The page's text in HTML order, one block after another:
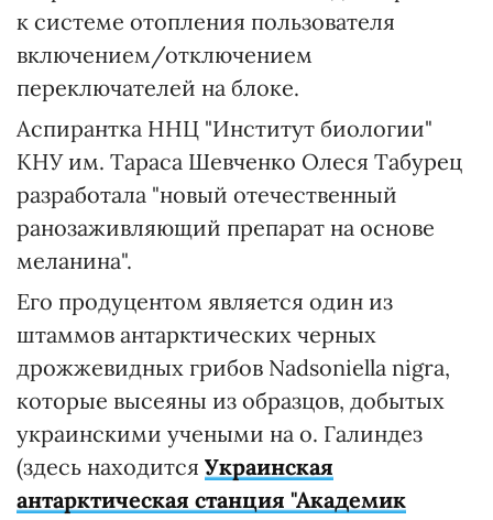
к системе отопления пользователя
включением/отключением
переключателей на блоке.
Аспирантка ННЦ "Институт биологии"
КНУ им. Тараса Шевченко Олеся Табурец
разработала "новый отечественный
ранозаживляющий препарат на основе
меланина".
Его продуцентом является один из
штаммов антарктических черных
дрожжевидных грибов Nadsoniella nigra,
которые высеяны из образцов, добытых
украинскими учеными на о. Галиндез
(здесь находится Украинская
антарктическая станция "Академик